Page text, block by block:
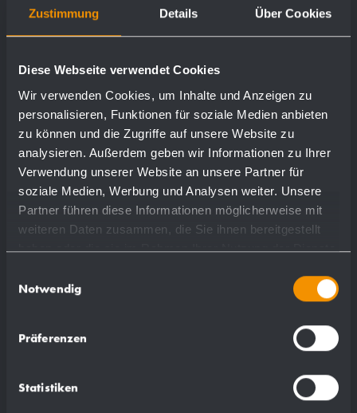
Zustimmung Details Über Cookies
Diese Webseite verwendet Cookies
Wir verwenden Cookies, um Inhalte und Anzeigen zu
personalisieren, Funktionen für soziale Medien anbieten
zu können und die Zugriffe auf unsere Website zu
analysieren. Außerdem geben wir Informationen zu Ihrer
Verwendung unserer Website an unsere Partner für
soziale Medien, Werbung und Analysen weiter. Unsere
Partner führen diese Informationen möglicherweise mit
weiteren Daten zusammen, die Sie ihnen bereitgestellt
haben oder die sie im Rahmen Ihrer Nutzung der Dienste
Notwendig
Präferenzen
Statistiken
Antibakterielle, biologisch abbaubare
Flüssigseife.
Verpackungseinheit: 12 Flaschen à 950 ml pro
Karton; 12,3 kg
Passend für:
WP173
WP174-2
WP208